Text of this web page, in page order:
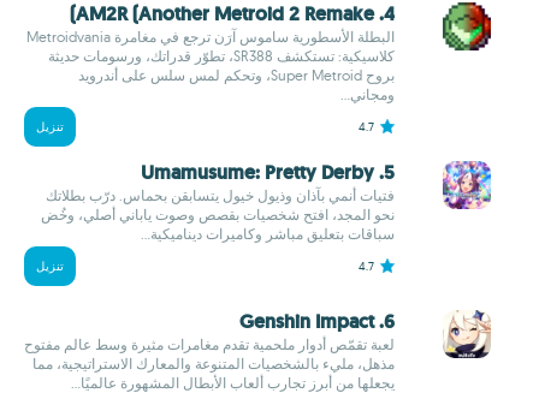
4. AM2R (Another Metroid 2 Remake)
البطلة الأسطورية ساموس آرَن ترجع في مغامرة Metroidvania
كلاسيكية: تستكشف SR388، تطوّر قدراتك، ورسومات حديثة
بروح Super Metroid، وتحكم لمس سلس على أندرويد
ومجاني...
4.7 تنزيل
5. Umamusume: Pretty Derby
فتيات أنمي بآذان وذيول خيول يتسابقن بحماس. درّب بطلاتك
نحو المجد، افتح شخصيات بقصص وصوت ياباني أصلي، وخُض
سباقات بتعليق مباشر وكاميرات ديناميكية...
4.7 تنزيل
6. Genshin Impact
لعبة تقمّص أدوار ملحمية تقدم مغامرات مثيرة وسط عالم مفتوح
مذهل، مليء بالشخصيات المتنوعة والمعارك الاستراتيجية، مما
يجعلها من أبرز تجارب ألعاب الأبطال المشهورة عالميًا...